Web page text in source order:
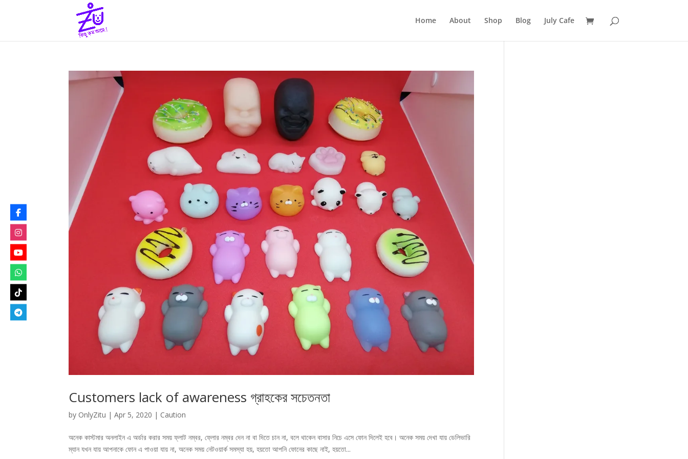
Home About Shop Blog July Cafe
Customers lack of awareness গ্রাহকের সচেতনতা
by OnlyZitu |Apr 5, 2020 | Caution
অনেক কাস্টমার অনলাইন এ অর্ডার করার সময় ফ্লাট নম্বর, ফ্লোর নম্বর দেন না বা দিতে চান না, বলে থাকেন বাসার নিচে এসে ফোন দিলেই হবে। অনেক সময় দেখা যায় ডেলিভারি
ম্যান যখন যায় আপনাকে ফোন এ পাওয়া যায় না, অনেক সময় নেটওয়ার্ক সমস্যা হয়, হয়তো আপনি ফোনের কাছে নাই, হয়তো...